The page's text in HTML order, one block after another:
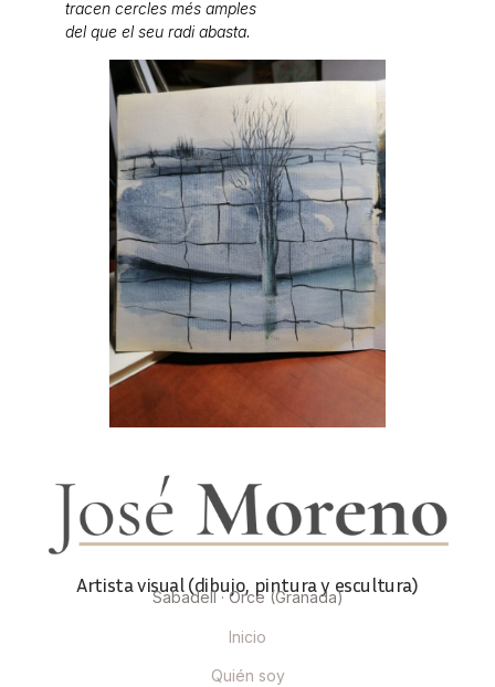
tracen cercles més amples
del que el seu radi abasta.
Artista visual (dibujo, pintura y escultura)
Sabadell · Orce (Granada)
Inicio
Quién soy